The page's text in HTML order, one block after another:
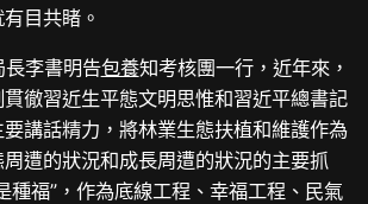
目共睹。
李書明告包養知考核團一行，近年來，
徹習近生平態文明思惟和習近平總書記
講話精力，將林業生態扶植和維護作為
遭的狀況和成長周遭的狀況的主要抓
種福”，作為底線工程、幸福工程、民氣